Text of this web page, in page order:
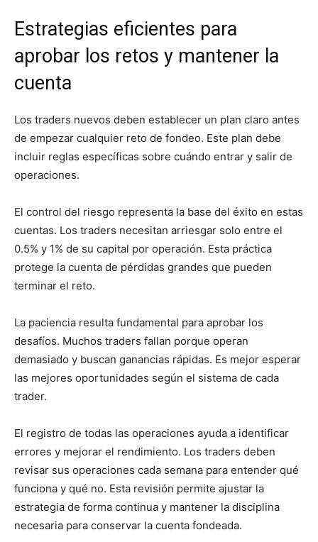
Estrategias eficientes para
aprobar los retos y mantener la
cuenta
Los traders nuevos deben establecer un plan claro antes
de empezar cualquier reto de fondeo. Este plan debe
incluir reglas específicas sobre cuándo entrar y salir de
operaciones.
El control del riesgo representa la base del éxito en estas
cuentas. Los traders necesitan arriesgar solo entre el
0.5% y 1% de su capital por operación. Esta práctica
protege la cuenta de pérdidas grandes que pueden
terminar el reto.
La paciencia resulta fundamental para aprobar los
desafíos. Muchos traders fallan porque operan
demasiado y buscan ganancias rápidas. Es mejor esperar
las mejores oportunidades según el sistema de cada
trader.
El registro de todas las operaciones ayuda a identificar
errores y mejorar el rendimiento. Los traders deben
revisar sus operaciones cada semana para entender qué
funciona y qué no. Esta revisión permite ajustar la
estrategia de forma continua y mantener la disciplina
necesaria para conservar la cuenta fondeada.